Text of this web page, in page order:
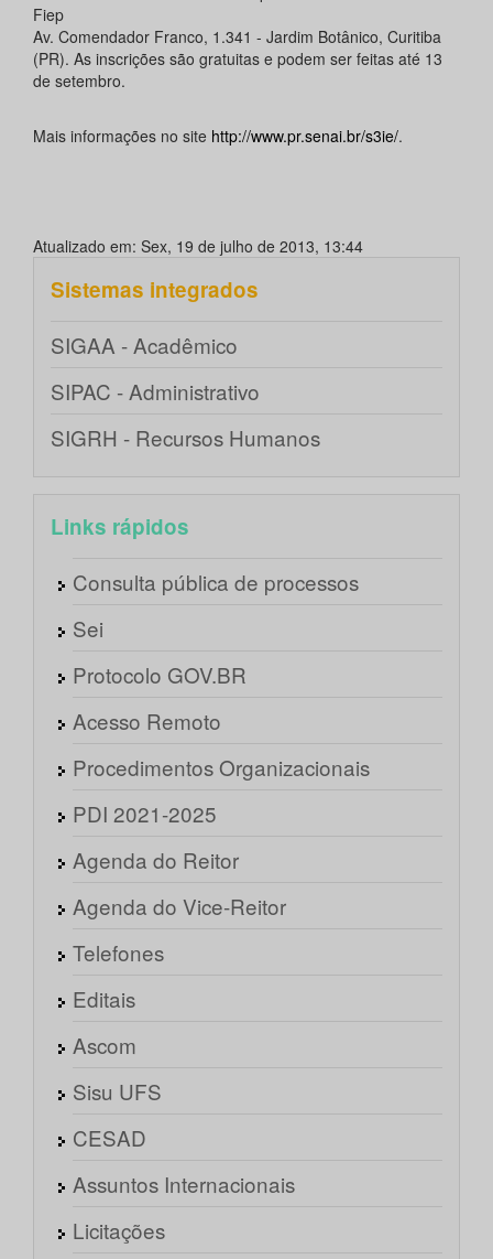
Fiep
Av. Comendador Franco, 1.341 - Jardim Botânico, Curitiba
(PR). As inscrições são gratuitas e podem ser feitas até 13
de setembro.
Mais informações no site http://www.pr.senai.br/s3ie/.
Atualizado em: Sex, 19 de julho de 2013, 13:44
Sistemas integrados
SIGAA - Acadêmico
SIPAC - Administrativo
SIGRH - Recursos Humanos
Links rápidos
Consulta pública de processos
Sei
Protocolo GOV.BR
Acesso Remoto
Procedimentos Organizacionais
PDI 2021-2025
Agenda do Reitor
Agenda do Vice-Reitor
Telefones
Editais
Ascom
Sisu UFS
CESAD
Assuntos Internacionais
Licitações